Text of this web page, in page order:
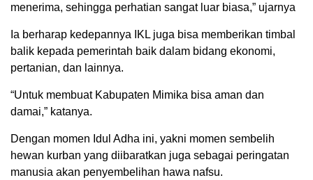
menerima, sehingga perhatian sangat luar biasa,” ujarnya
Ia berharap kedepannya IKL juga bisa memberikan timbal
balik kepada pemerintah baik dalam bidang ekonomi,
pertanian, dan lainnya.
“Untuk membuat Kabupaten Mimika bisa aman dan
damai,” katanya.
Dengan momen Idul Adha ini, yakni momen sembelih
hewan kurban yang diibaratkan juga sebagai peringatan
manusia akan penyembelihan hawa nafsu.